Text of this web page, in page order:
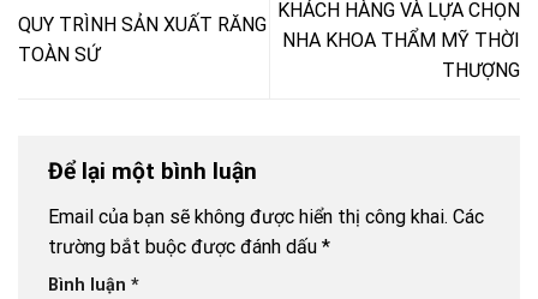
QUY TRÌNH SẢN XUẤT RĂNG
TOÀN SỨ
KHÁCH HÀNG VÀ LỰA CHỌN
NHA KHOA THẨM MỸ THỜI
THƯỢNG
Để lại một bình luận
Email của bạn sẽ không được hiển thị công khai. Các
trường bắt buộc được đánh dấu *
Bình luận *